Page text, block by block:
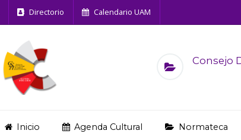
Directorio Calendario UAM
Consejo
Inicio Agenda Cultural Normateca